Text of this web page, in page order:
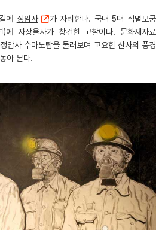
에 정암사
가 자리한다. 국내 5대 적멸보궁
에 자장율사가 창건한 고찰이다. 문화재자료
암사 수마노탑을 둘러보며 고요한 산사의 풍경
아 본다.